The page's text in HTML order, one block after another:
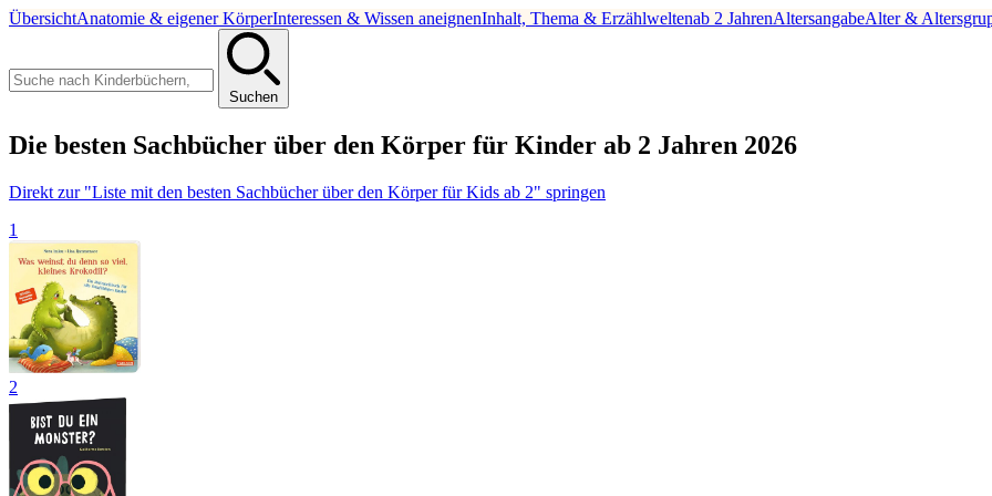
ÜbersichtAnatomie & eigener KörperInteressen & Wissen aneignenInhalt, Thema & Erzählweltenab 2 JahrenAltersangabeAlter &
Suchen
Die besten Sachbücher über den Körper für Kinder ab 2 Jahren 2026
Direkt zur "Liste mit den besten Sachbücher über den Körper für Kids ab 2" springen
1
2